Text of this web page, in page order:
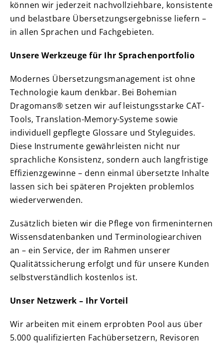
können wir jederzeit nachvollziehbare, konsistente
und belastbare Übersetzungsergebnisse liefern –
in allen Sprachen und Fachgebieten.
Unsere Werkzeuge für Ihr Sprachenportfolio
Modernes Übersetzungsmanagement ist ohne
Technologie kaum denkbar. Bei Bohemian
Dragomans® setzen wir auf leistungsstarke CAT-
Tools, Translation-Memory-Systeme sowie
individuell gepflegte Glossare und Styleguides.
Diese Instrumente gewährleisten nicht nur
sprachliche Konsistenz, sondern auch langfristige
Effizienzgewinne – denn einmal übersetzte Inhalte
lassen sich bei späteren Projekten problemlos
wiederverwenden.
Zusätzlich bieten wir die Pflege von firmeninternen
Wissensdatenbanken und Terminologiearchiven
an – ein Service, der im Rahmen unserer
Qualitätssicherung erfolgt und für unsere Kunden
selbstverständlich kostenlos ist.
Unser Netzwerk – Ihr Vorteil
Wir arbeiten mit einem erprobten Pool aus über
5.000 qualifizierten Fachübersetzern, Revisoren